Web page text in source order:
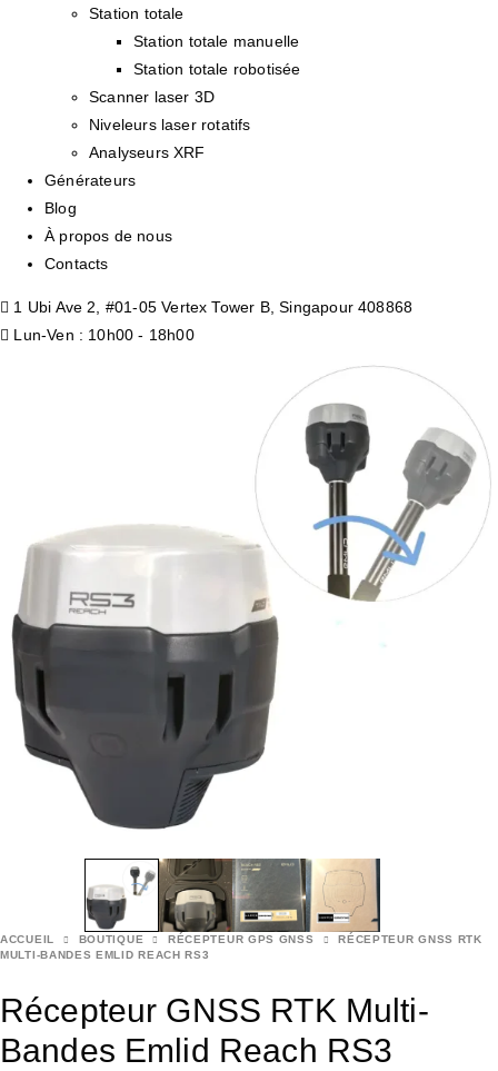
Station totale
Station totale manuelle
Station totale robotisée
Scanner laser 3D
Niveleurs laser rotatifs
Analyseurs XRF
Générateurs
Blog
À propos de nous
Contacts
1 Ubi Ave 2, #01-05 Vertex Tower B, Singapour 408868
Lun-Ven : 10h00 - 18h00
ACCUEIL BOUTIQUE RÉCEPTEUR GPS GNSS
RÉCEPTEUR GNSS RTK
MULTI-BANDES EMLID REACH RS3
Récepteur GNSS RTK Multi-
Bandes Emlid Reach RS3